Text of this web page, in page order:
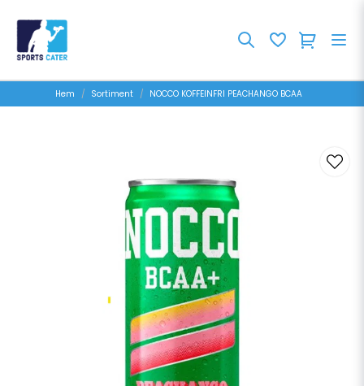
Hem Sortiment NOCCO KOFFEINFRI PEACHANGO BCAA